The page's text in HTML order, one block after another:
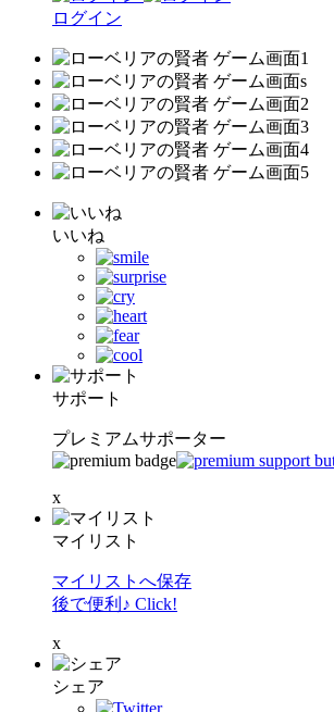
ログイン
いいね
サポート
プレミアムサポーター
x
マイリスト
マイリストへ保存
後で便利♪ Click!
x
シェア